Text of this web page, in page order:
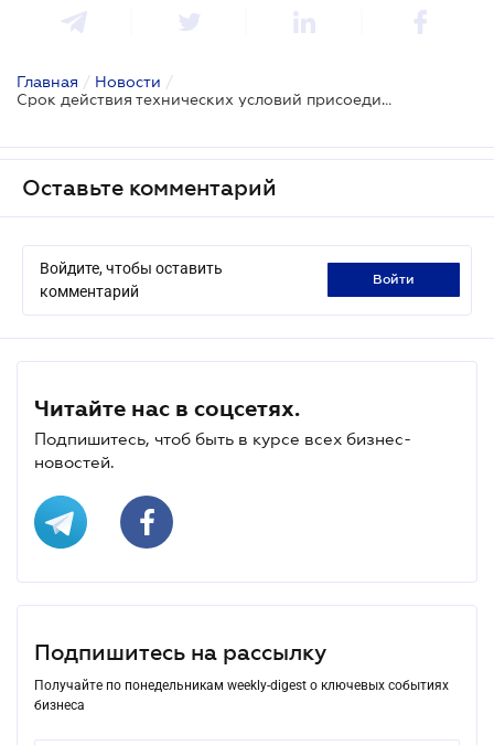
Главная / Новости /
Срок действия технических условий присоединения объектов возобновляемой энергетики к сетям ограничат
Оставьте комментарий
Войдите, чтобы оставить
комментарий
войти
Читайте нас в соцсетях.
Подпишитесь, чтоб быть в курсе всех бизнес-
новостей.
Подпишитесь на рассылку
Получайте по понедельникам weekly-digest о ключевых событиях
бизнеса